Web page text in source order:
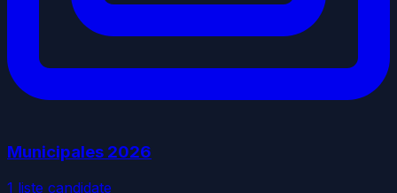
Municipales 2026
1 liste candidate